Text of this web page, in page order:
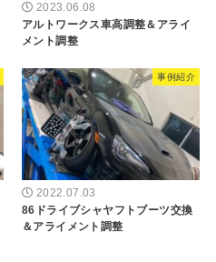
2023.06.08
アルトワークス車高調整＆アライ
メント調整
事例紹介
2022.07.03
86ドライブシャヤフトブーツ交換
＆アライメント調整